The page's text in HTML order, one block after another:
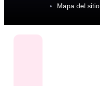
Mapa del sitio